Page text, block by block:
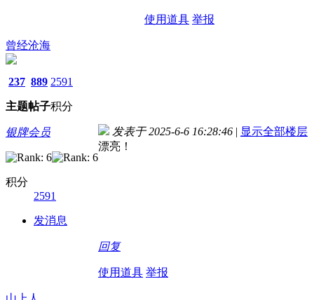
使用道具 举报
曾经沧海
237
主题
889
帖子
2591
积分
银牌会员
积分
2591
发消息
发表于 2025-6-6 16:28:46 | 显示全部楼层
漂亮！
回复
使用道具 举报